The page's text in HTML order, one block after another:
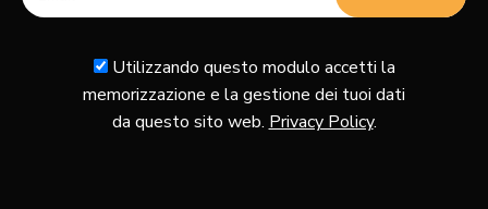
Utilizzando questo modulo accetti la
memorizzazione e la gestione dei tuoi dati
da questo sito web. Privacy Policy.